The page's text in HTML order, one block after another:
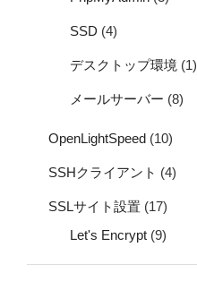
SSD (4)
デスクトップ環境 (1)
メールサーバー (8)
OpenLightSpeed (10)
SSHクライアント (4)
SSLサイト設置 (17)
Let's Encrypt (9)